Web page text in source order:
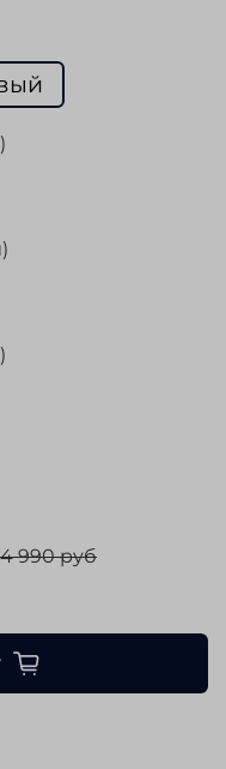
4 990 руб